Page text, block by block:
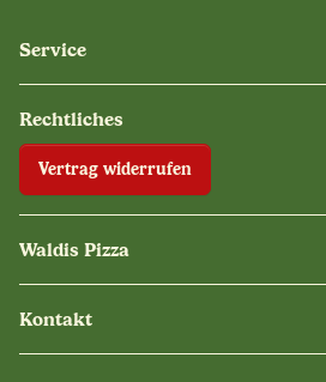
Service
Rechtliches
Vertrag widerrufen
Waldis Pizza
Kontakt